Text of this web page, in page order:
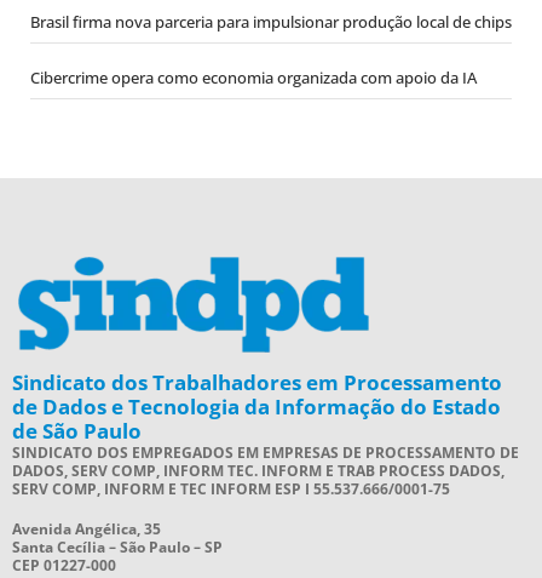
Brasil firma nova parceria para impulsionar produção local de chips
Cibercrime opera como economia organizada com apoio da IA
Sindicato dos Trabalhadores em Processamento
de Dados e Tecnologia da Informação do Estado
de São Paulo
SINDICATO DOS EMPREGADOS EM EMPRESAS DE PROCESSAMENTO DE
DADOS, SERV COMP, INFORM TEC. INFORM E TRAB PROCESS DADOS,
SERV COMP, INFORM E TEC INFORM ESP I 55.537.666/0001-75
Avenida Angélica, 35
Santa Cecília – São Paulo – SP
CEP 01227-000